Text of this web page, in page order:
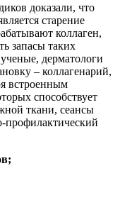
доказали, что
старение
коллаген,
запасы таких
дерматологи
– коллагенарий,
встроенным
способствует
ткани, сеансы
профилактический